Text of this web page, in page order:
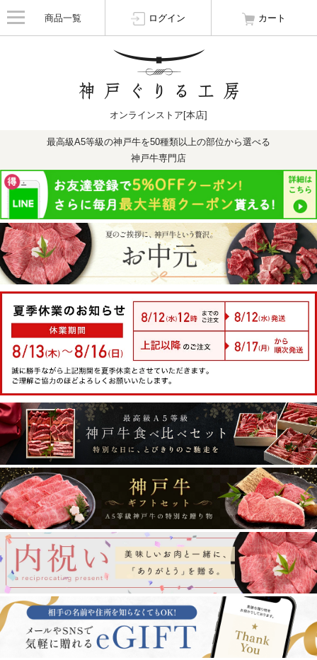
商品一覧 ログイン カート
オンラインストア[本店]
最高級A5等級の神戸牛を50種類以上の部位から選べる
神戸牛専門店